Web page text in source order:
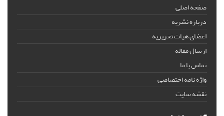
صفحه اصلی
درباره نشریه
اعضای هیات تحریریه
ارسال مقاله
تماس با ما
واژه نامه اختصاصی
نقشه سایت